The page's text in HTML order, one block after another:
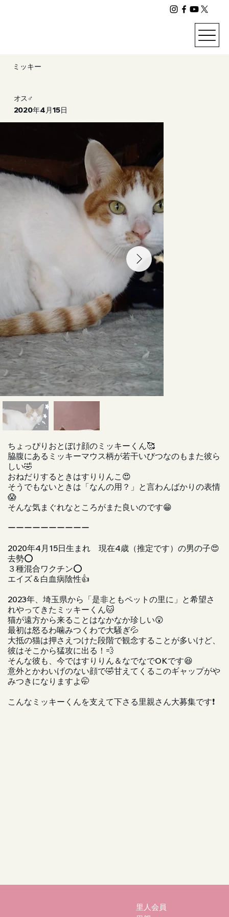
ミッキー
オス♂
2020年4月15日
ちょっぴりおとぼけ顔のミッキーくん🥰
脇腹にあるミッキーマウス柄が若干いびつなのもまた彼ら
しい🤣
おねだりするときはすりりんこ😍
そうでもないときは「なんの用？」と言わんばかりの表情
😱
そんな気まぐれなところがまた良いのです😁
ーーーーーーーーーー
2020年4月15日生まれ 現在4歳（推定です）の男の子😍
去勢⭕️
３種混合ワクチン⭕️
エイズ＆白血病陰性👍
2023年、埼玉県から「是非ともペットの里に」と希望さ
れやってきたミッキーくん🐱
猫が遠方から来ることはなかなか珍しい😲
最初は怒るわ噛みつくわで大騒ぎ💦
大抵の猫は押さえつけた段階で観念することが多いけど、
彼はそこから猛攻に出る！💨
そんな彼も、今ではすりりん＆なでなでOKです😆
意外とかわいげのない顔で🤣甘えてくるこのギャップがや
みつきになりますよ🤭
こんなミッキーくんを支えて下さる里親さん大募集です❗
里人会員